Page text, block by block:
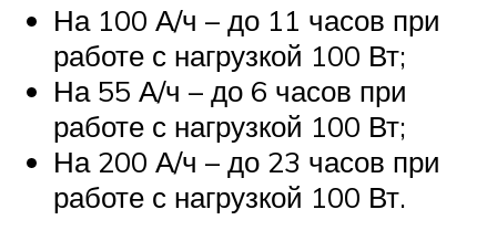
На 100 А/ч – до 11 часов при
работе с нагрузкой 100 Вт;
На 55 А/ч – до 6 часов при
работе с нагрузкой 100 Вт;
На 200 А/ч – до 23 часов при
работе с нагрузкой 100 Вт.